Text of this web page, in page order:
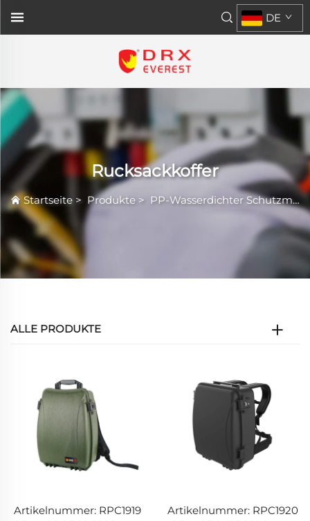
DE
Rucksackkoffer
Startseite > Produkte> PP-Wasserdichter Schutzmantel
ALLE PRODUKTE
Artikelnummer: RPC1919
Artikelnummer: RPC1920